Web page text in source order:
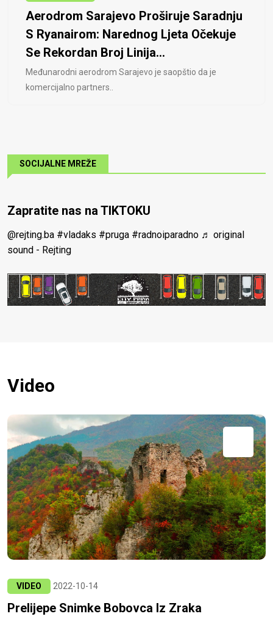
Aerodrom Sarajevo Proširuje Saradnju
S Ryanairom: Narednog Ljeta Očekuje
Se Rekordan Broj Linija...
Međunarodni aerodrom Sarajevo je saopštio da je
komercijalno partners..
SOCIJALNE MREŽE
Zapratite nas na TIKTOKU
@rejting.ba #vladaks #pruga #radnoiparadno ♬ original
sound - Rejting
Video
VIDEO 2022-10-14
Prelijepe Snimke Bobovca Iz Zraka